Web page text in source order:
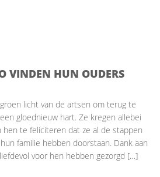
VINDEN HUN OUDERS
licht van de artsen om terug te
gloednieuw hart. Ze kregen allebei
hen te feliciteren dat ze al de stappen
familie hebben doorstaan. Dank aan
voor hen hebben gezorgd […]